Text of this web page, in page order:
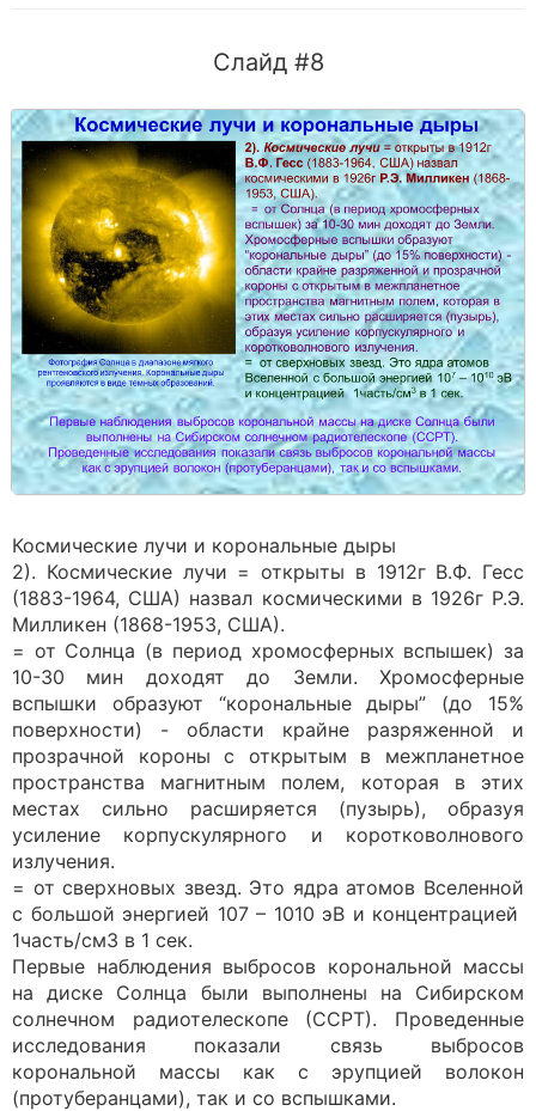
Слайд #8
Космические лучи и корональные дыры
2). Космические лучи = открыты в 1912г В.Ф. Гесс
(1883-1964, США) назвал космическими в 1926г Р.Э.
Милликен (1868-1953, США).
= от Солнца (в период хромосферных вспышек) за
10-30 мин доходят до Земли. Хромосферные
вспышки образуют “корональные дыры” (до 15%
поверхности) - области крайне разряженной и
прозрачной короны с открытым в межпланетное
пространства магнитным полем, которая в этих
местах сильно расширяется (пузырь), образуя
усиление корпускулярного и коротковолнового
излучения.
= от сверхновых звезд. Это ядра атомов Вселенной
с большой энергией 107 – 1010 эВ и концентрацией
1часть/см3 в 1 сек.
Первые наблюдения выбросов корональной массы
на диске Солнца были выполнены на Сибирском
солнечном радиотелескопе (ССРТ). Проведенные
исследования показали связь выбросов
корональной массы как с эрупцией волокон
(протуберанцами), так и со вспышками.